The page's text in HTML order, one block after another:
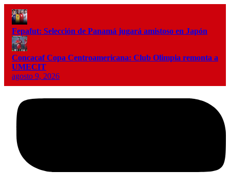
Fepafut: Selección de Panamá jugará amistoso en Japón
Concacaf Copa Centroamericana: Club Olimpia remonta a
UMECIT
agosto 9, 2026